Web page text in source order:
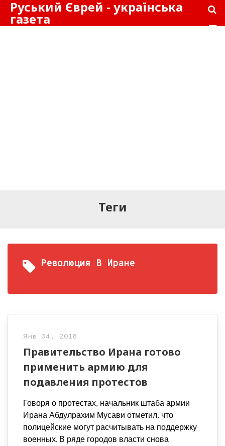
Руський Єврей - українська
газета
Теги
Революция В Иране
Янв 04, 2018
Правительство Ирана готово
применить армию для
подавления протестов
Говоря о протестах, начальник штаба армии
Ирана Абдулрахим Мусави отметил, что
полицейские могут расчитывать на поддержку
военных. В ряде городов власти снова